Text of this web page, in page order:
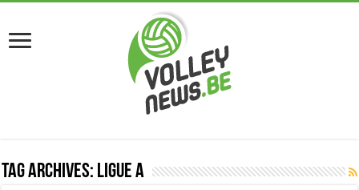
Tag Archives: Ligue A